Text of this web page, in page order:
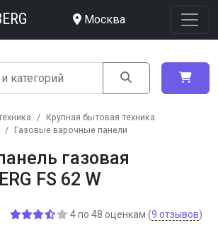
Москва
Крупная бытовая техника
Газовые варочные панели
газовая
FS 62 W
4по 48 оценкам (9 отзывов)